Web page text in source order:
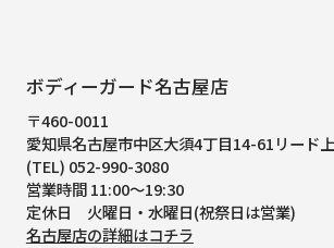
ボディーガード名古屋店
〒460-0011
愛知県名古屋市中区大須4丁目14-61リード
(TEL) 052-990-3080
営業時間 11:00～19:30
定休日 火曜日・水曜日(祝祭日は営業)
名古屋店の詳細はコチラ